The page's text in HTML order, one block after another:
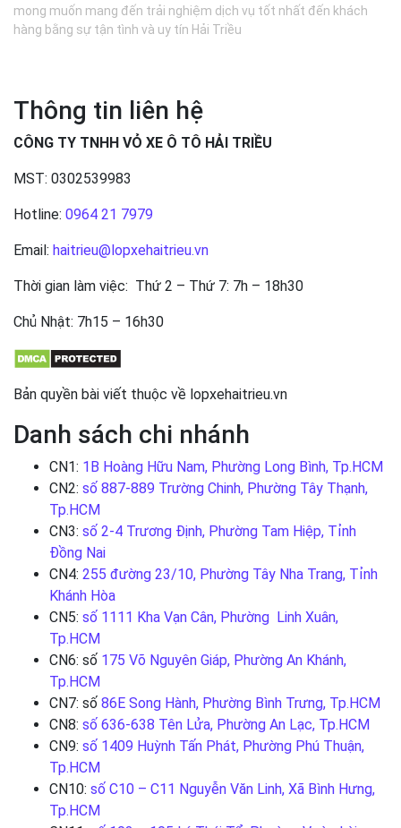
mong muốn mang đến trải nghiệm dịch vụ tốt nhất đến khách
hàng bằng sự tận tình và uy tín Hải Triều
Thông tin liên hệ
CÔNG TY TNHH VỎ XE Ô TÔ HẢI TRIỀU
MST: 0302539983
Hotline: 0964 21 7979
Email: haitrieu@lopxehaitrieu.vn
Thời gian làm việc: Thứ 2 – Thứ 7: 7h – 18h30
Chủ Nhật: 7h15 – 16h30
Bản quyền bài viết thuộc về lopxehaitrieu.vn
Danh sách chi nhánh
CN1: 1B Hoàng Hữu Nam, Phường Long Bình, Tp.HCM
CN2: số 887-889 Trường Chinh, Phường Tây Thạnh,
Tp.HCM
CN3: số 2-4 Trương Định, Phường Tam Hiệp, Tỉnh
Đồng Nai
CN4: 255 đường 23/10, Phường Tây Nha Trang, Tỉnh
Khánh Hòa
CN5: số 1111 Kha Vạn Cân, Phường Linh Xuân,
Tp.HCM
CN6: số 175 Võ Nguyên Giáp, Phường An Khánh,
Tp.HCM
CN7: số 86E Song Hành, Phường Bình Trưng, Tp.HCM
CN8: số 636-638 Tên Lửa, Phường An Lạc, Tp.HCM
CN9: số 1409 Huỳnh Tấn Phát, Phường Phú Thuận,
Tp.HCM
CN10: số C10 – C11 Nguyễn Văn Linh, Xã Bình Hưng,
Tp.HCM